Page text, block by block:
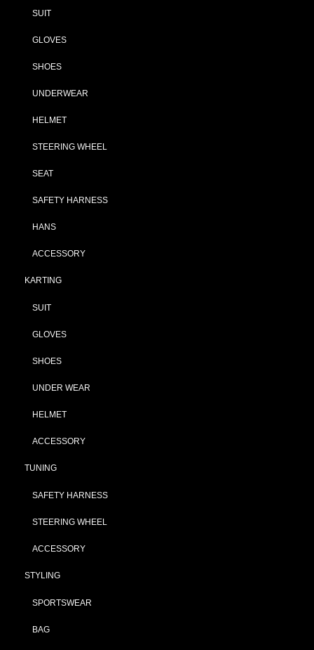
SUIT
GLOVES
SHOES
UNDERWEAR
HELMET
STEERING WHEEL
SEAT
SAFETY HARNESS
HANS
ACCESSORY
KARTING
SUIT
GLOVES
SHOES
UNDER WEAR
HELMET
ACCESSORY
TUNING
SAFETY HARNESS
STEERING WHEEL
ACCESSORY
STYLING
SPORTSWEAR
BAG